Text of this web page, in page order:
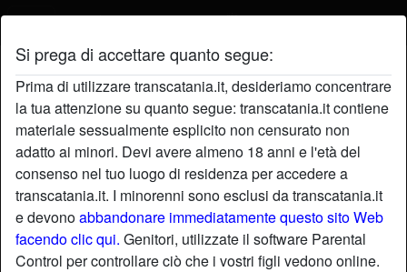
Si prega di accettare quanto segue:
Prima di utilizzare transcatania.it, desideriamo concentrare
la tua attenzione su quanto segue: transcatania.it contiene
materiale sessualmente esplicito non censurato non
adatto ai minori. Devi avere almeno 18 anni e l'età del
consenso nel tuo luogo di residenza per accedere a
transcatania.it. I minorenni sono esclusi da transcatania.it
e devonoabbandonare immediatamente questo sito Web
facendo clic qui. Genitori, utilizzate il software Parental
Control per controllare ciò che i vostri figli vedono online.
Profilo di varietà